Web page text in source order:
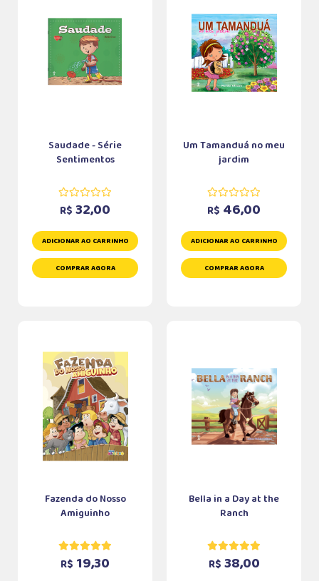
Saudade - Série
Sentimentos
R$ 32,00
ADICIONAR AO CARRINHO
COMPRAR AGORA
Um Tamanduá no meu
jardim
R$ 46,00
ADICIONAR AO CARRINHO
COMPRAR AGORA
Fazenda do Nosso
Amiguinho
R$ 19,30
Bella in a Day at the
Ranch
R$ 38,00